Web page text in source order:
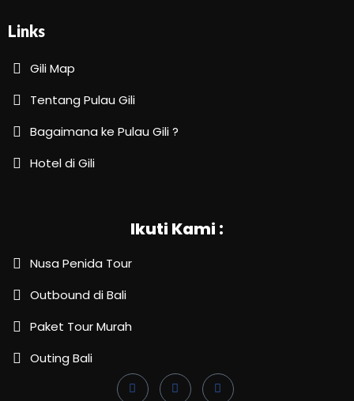
Links
Gili Map
Tentang Pulau Gili
Bagaimana ke Pulau Gili ?
Hotel di Gili
Ikuti Kami :
Nusa Penida Tour
Outbound di Bali
Paket Tour Murah
Outing Bali